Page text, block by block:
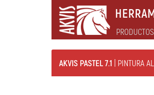
PRODUCTOS
AKVIS PASTEL 7.1 | PINTURA